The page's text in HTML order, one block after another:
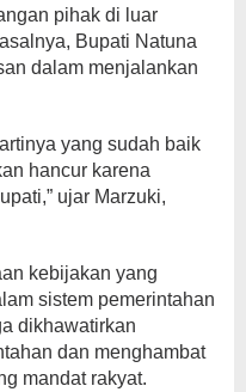
pihak di luar
Bupati Natuna
dalam menjalankan
yang sudah baik
hancur karena
ujar Marzuki,
kebijakan yang
sistem pemerintahan
dikhawatirkan
dan menghambat
mandat rakyat.